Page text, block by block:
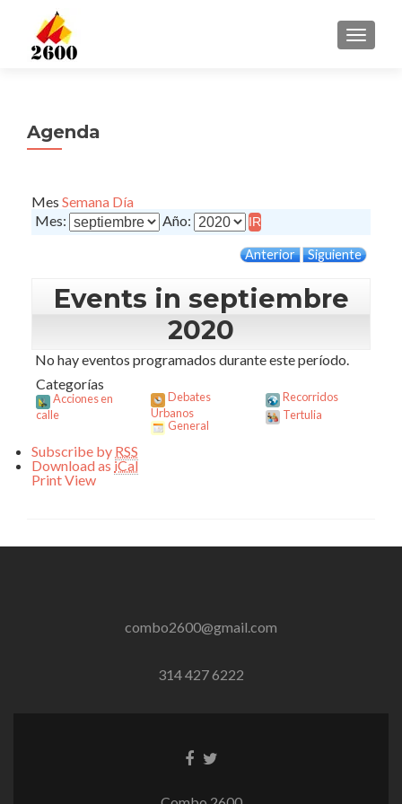
Agenda
Mes Semana Día
Mes:
Año:
Anterior Siguiente
Events in septiembre
2020
No hay eventos programados durante este período.
Categorías
Acciones en
calle
Debates
Urbanos
General
Recorridos
Tertulia
Subscribe by RSS
Download as iCal
PrintView
combo2600@gmail.com
314 427 6222
EnlaceEnlace